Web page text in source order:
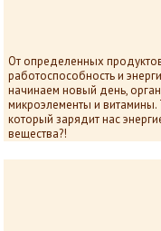
От определенных
работоспособность и
начинаем новый день,
микроэлементы и витамины.
который зарядит нас
вещества?!